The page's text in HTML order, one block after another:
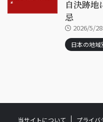
自決跡地
忌
2026/5/28
日本の地域
当サイトについて プライバ